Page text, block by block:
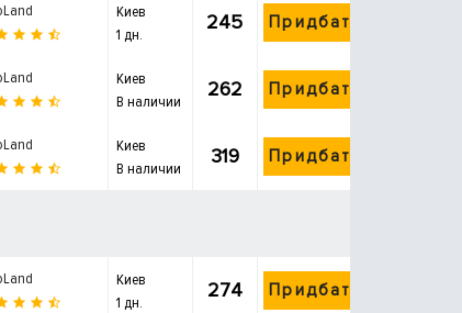
Киев
1 дн.
245 Придбати
Киев
В наличии
262 Придбати
Киев
В наличии
319 Придбати
Киев
1 дн.
274 Придбати